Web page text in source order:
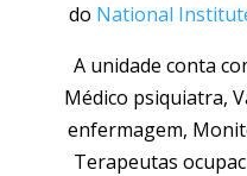
do National
A unidade conta
Médico psiquiatra,
enfermagem,
Terapeutas